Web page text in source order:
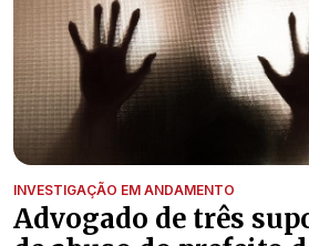
INVESTIGAÇÃO EM ANDAMENTO
Advogado de três